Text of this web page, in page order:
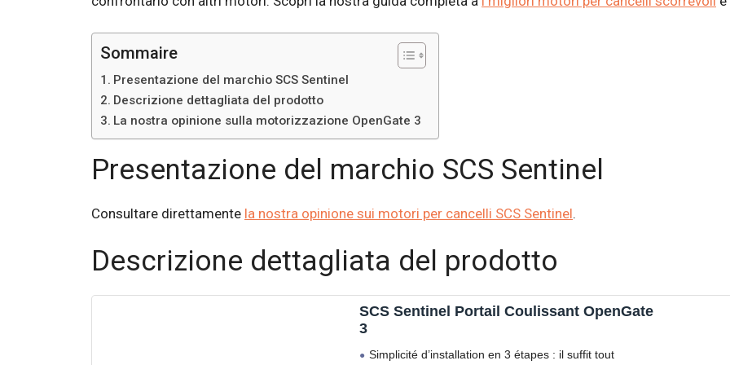
Sommaire
Presentazione del marchio SCS Sentinel
Descrizione dettagliata del prodotto
La nostra opinione sulla motorizzazione OpenGate 3
Presentazione del marchio SCS Sentinel
Consultare direttamente la nostra opinione sui motori per cancelli SCS Sentinel.
Descrizione dettagliata del prodotto
SCS Sentinel Portail Coulissant OpenGate
3
Simplicité d’installation en 3 étapes : il suffit tout